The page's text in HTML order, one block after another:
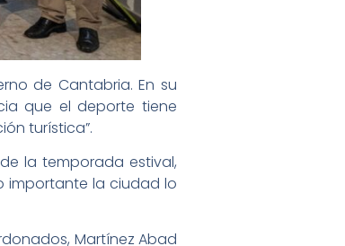
de Cantabria. En su
que el deporte tiene
turística”.
la temporada estival,
importante la ciudad lo
Martínez Abad